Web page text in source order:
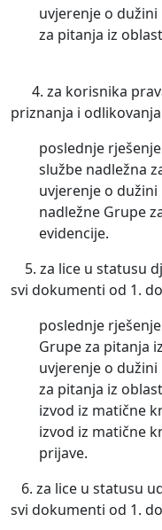
uvjerenje o dužini
za pitanja iz
4. za korisnika
priznanja i
poslednje
službe nadležna
uvjerenje o dužini
nadležne Grupe
evidencije.
5. za lice u statusu
svi dokumenti od 1.
poslednje
Grupe za pitanja
uvjerenje o dužini
za pitanja iz
izvod iz matične
izvod iz matične
prijave.
6. za lice u statusu
svi dokumenti od 1.